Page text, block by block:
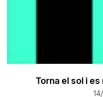
Torna el sol i